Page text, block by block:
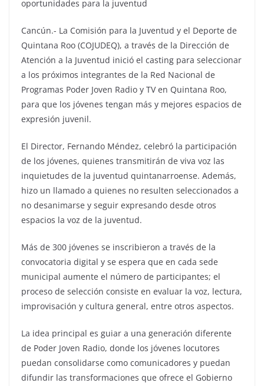
oportunidades para la juventud
Cancún.- La Comisión para la Juventud y el Deporte de
Quintana Roo (COJUDEQ), a través de la Dirección de
Atención a la Juventud inició el casting para seleccionar
a los próximos integrantes de la Red Nacional de
Programas Poder Joven Radio y TV en Quintana Roo,
para que los jóvenes tengan más y mejores espacios de
expresión juvenil.
El Director, Fernando Méndez, celebró la participación
de los jóvenes, quienes transmitirán de viva voz las
inquietudes de la juventud quintanarroense. Además,
hizo un llamado a quienes no resulten seleccionados a
no desanimarse y seguir expresando desde otros
espacios la voz de la juventud.
Más de 300 jóvenes se inscribieron a través de la
convocatoria digital y se espera que en cada sede
municipal aumente el número de participantes; el
proceso de selección consiste en evaluar la voz, lectura,
improvisación y cultura general, entre otros aspectos.
La idea principal es guiar a una generación diferente
de Poder Joven Radio, donde los jóvenes locutores
puedan consolidarse como comunicadores y puedan
difundir las transformaciones que ofrece el Gobierno